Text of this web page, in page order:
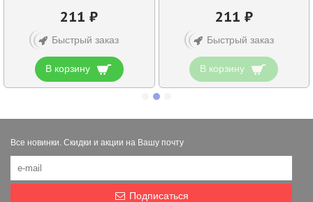
211 ₽
Быстрый заказ
В корзину
211 ₽
Быстрый заказ
В корзину
Все новинки. Скидки и акции на Вашу почту
Подписаться